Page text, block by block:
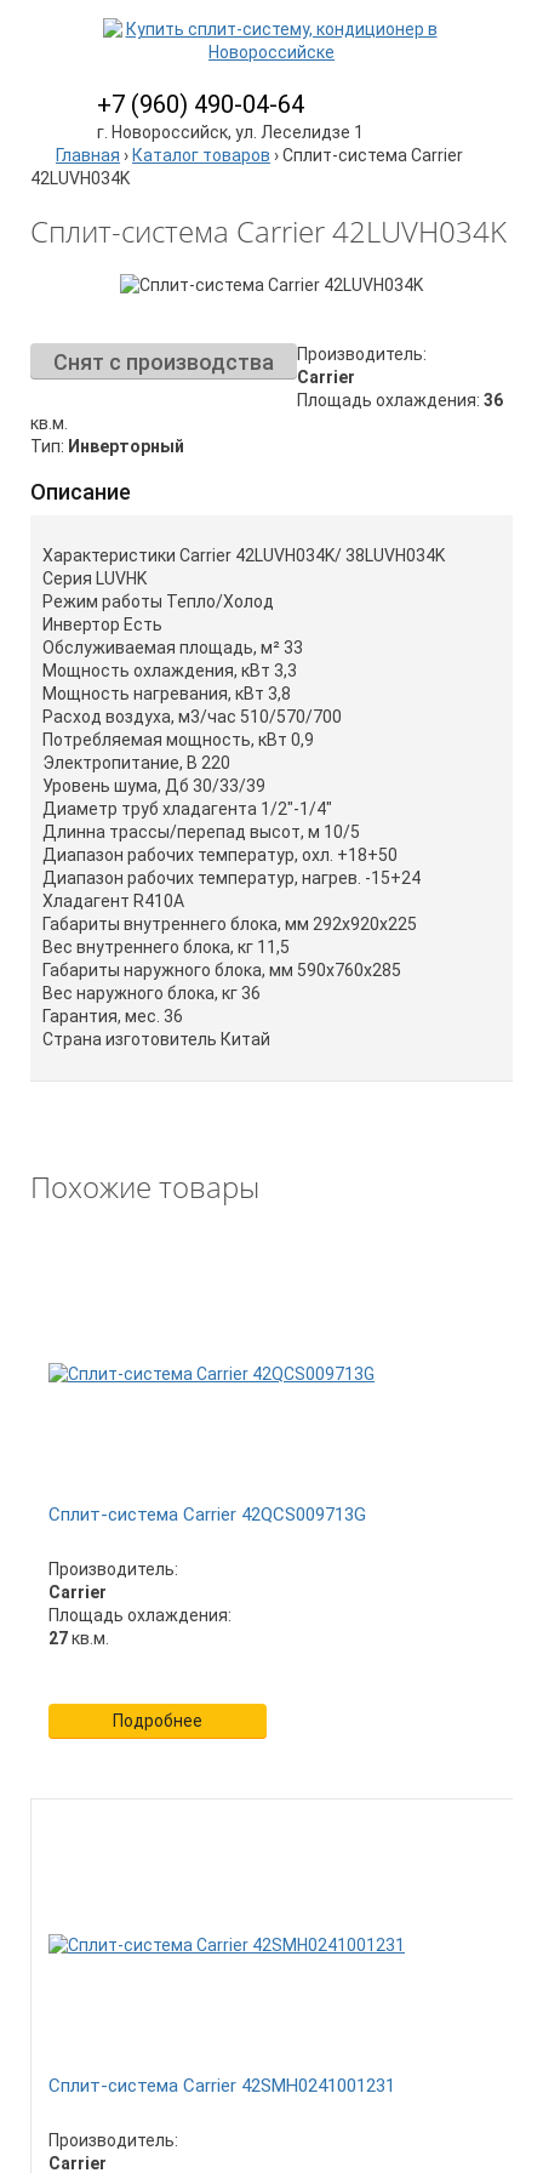
+7 (960) 490-04-64
г. Новороссийск, ул. Леселидзе 1
Главная › Каталог товаров ›Сплит-система Carrier
42LUVH034K
Сплит-система Carrier 42LUVH034K
Снят с производства
Производитель:
Carrier
Площадь охлаждения: 36
кв.м.
Тип: Инверторный
Описание
Характеристики Carrier 42LUVH034K/ 38LUVH034K
Серия LUVHK
Режим работы Тепло/Холод
Инвертор Есть
Обслуживаемая площадь, м² 33
Мощность охлаждения, кВт 3,3
Мощность нагревания, кВт 3,8
Расход воздуха, м3/час 510/570/700
Потребляемая мощность, кВт 0,9
Электропитание, В 220
Уровень шума, Дб 30/33/39
Диаметр труб хладагента 1/2"-1/4"
Длинна трассы/перепад высот, м 10/5
Диапазон рабочих температур, охл. +18+50
Диапазон рабочих температур, нагрев. -15+24
Хладагент R410A
Габариты внутреннего блока, мм 292x920x225
Вес внутреннего блока, кг 11,5
Габариты наружного блока, мм 590x760x285
Вес наружного блока, кг 36
Гарантия, мес. 36
Страна изготовитель Китай
Похожие товары
Сплит-система Carrier 42QCS009713G
Производитель:
Carrier
Площадь охлаждения:
27кв.м.
Подробнее
Сплит-система Carrier 42SMH0241001231
Производитель:
Carrier